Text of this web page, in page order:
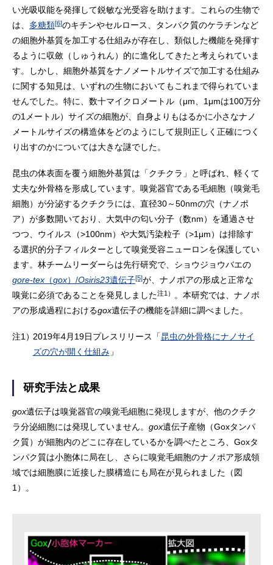
い光吸収能を発揮して鋭敏な光受容を助けます。これらの生物で
は、 多糖類[6]のキチンやセルロース、タンパク質のケラチンなど
の細胞外基質を加工する仕組みが存在し、類似した機能を発揮す
るように収斂（しゅうれん）的に進化してきたと考えられていま
す。しかし、細胞外基質をナノメートルサイズで加工する仕組み
に関する知見は、いずれの生物においてもこれまで得られていま
せんでした。特に、数十マイクロメートル（μm、1μmは100万分
の1メートル）サイズの細胞が、自身よりもはるかに小さなナノ
メートルサイズの構造体をどのようにして規則正しく正確につく
り出すのかについては大きな謎でした。
昆虫の体表面を覆う細胞外基質は「クチクラ」と呼ばれ、軽くて
丈夫な外骨格を形成しています。嗅覚器官である毛細胞（嗅覚毛
細胞）が分泌するクチクラには、直径30～50nmの穴（ナノポ
ア）が多数開いており、大気中の匂い分子（数nm）を通過させ
つつ、ウイルス（>100nm）や大気汚染粒子（>1μm）は排除す
る選択的分子フィルターとして嗅覚受容ニューロンを保護してい
ます。林チームリーダーらは先行研究で、ショウジョウバエの
gore-tex （gox）/Osiris23遺伝子[5]が、ナノポアの形成と正常な
嗅覚に必須であることを発見しました注1）
。本研究では、ナノポ
アの形成過程におけるgox遺伝子の機能を詳細に調べました。
注1）2019年4月19日プレスリリース「昆虫の外骨格にナノサイ
ズの穴が開く仕組み」
研究手法と成果
gox遺伝子は嗅覚器官の嗅覚毛細胞に発現しますが、他のクチク
ラ分泌細胞には発現していません。 gox遺伝子産物（Goxタンパ
ク質）が細胞内のどこに存在しているかを調べたところ、Goxタ
ンパク質は小胞体に局在し、さらに嗅覚毛細胞のナノポア形成領
域では細胞膜に近接した膜構造にも局在が見られました（図
1）。